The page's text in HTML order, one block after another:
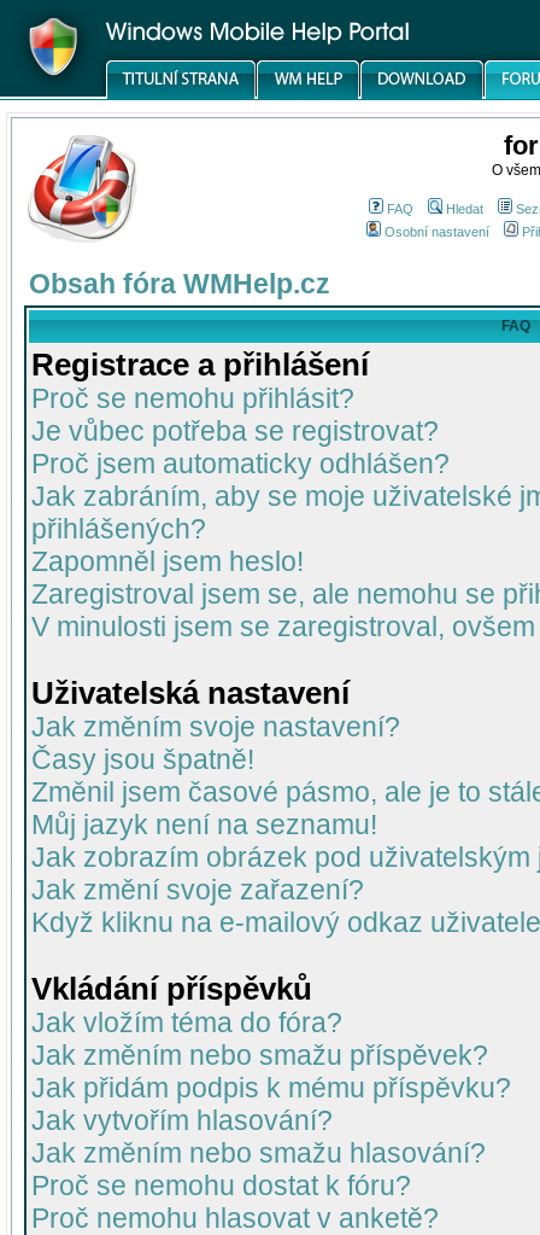
O
FAQ Hledat
Osobní nastavení
Obsah fóra WMHelp.cz
FAQ
Registrace a přihlášení
Proč se nemohu přihlásit?
Je vůbec potřeba se registrovat?
Proč jsem automaticky odhlášen?
Jak zabráním, aby se moje uživatelské
přihlášených?
Zapomněl jsem heslo!
Zaregistroval jsem se, ale nemohu se
V minulosti jsem se zaregistroval,
Uživatelská nastavení
Jak změním svoje nastavení?
Časy jsou špatně!
Změnil jsem časové pásmo, ale je to
Můj jazyk není na seznamu!
Jak zobrazím obrázek pod uživatelským
Jak změní svoje zařazení?
Když kliknu na e-mailový odkaz
Vkládání příspěvků
Jak vložím téma do fóra?
Jak změním nebo smažu příspěvek?
Jak přidám podpis k mému příspěvku?
Jak vytvořím hlasování?
Jak změním nebo smažu hlasování?
Proč se nemohu dostat k fóru?
Proč nemohu hlasovat v anketě?